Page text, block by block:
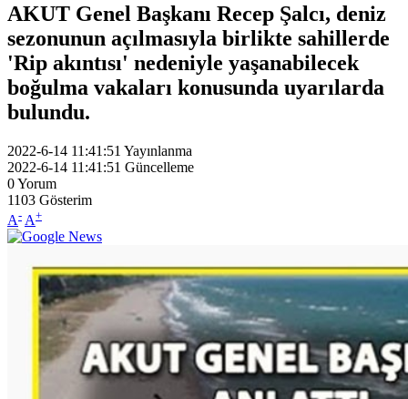
AKUT Genel Başkanı Recep Şalcı, deniz
sezonunun açılmasıyla birlikte sahillerde
'Rip akıntısı' nedeniyle yaşanabilecek
boğulma vakaları konusunda uyarılarda
bulundu.
2022-6-14 11:41:51 Yayınlanma
2022-6-14 11:41:51 Güncelleme
0Yorum
1103 Gösterim
A- A+